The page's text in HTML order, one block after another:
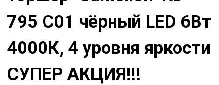
795 C01 чёрный LED 6Вт
4000К, 4 уровня яркости
СУПЕР АКЦИЯ!!!